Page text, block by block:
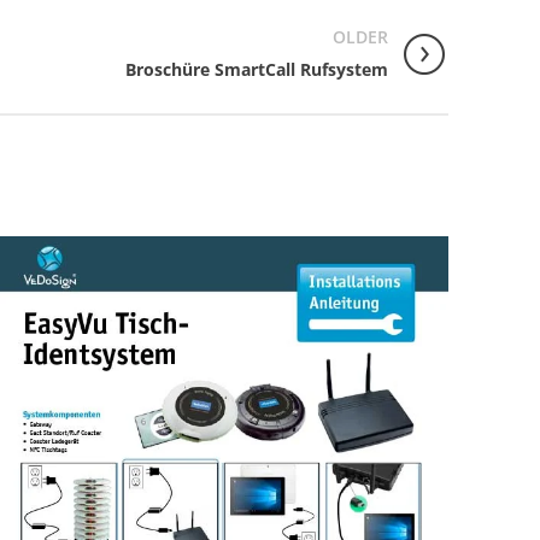
OLDER
Broschüre SmartCall Rufsystem